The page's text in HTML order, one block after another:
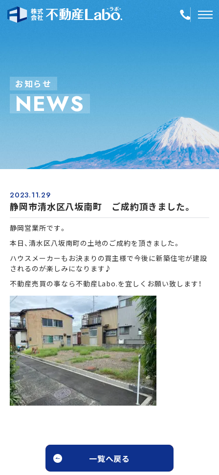
空き家再生
会社案内
店舗紹介
簡単！不動産査定
まずは何でもお気軽に
お問い合わせ・ご相談ください！
0120-41-1173
メールでお問い合わせ
LINEでお問い合わせ
お知らせ
NEWS
2023.11.29
静岡市清水区八坂南町 ご成約頂きました。
静岡営業所です。
本日、清水区八坂南町の土地のご成約を頂きました。
ハウスメーカーもお決まりの買主様で今後に新築住宅が建設
されるのが楽しみになります♪
不動産売買の事なら不動産Labo.を宜しくお願い致します！
一覧へ戻る